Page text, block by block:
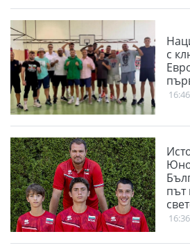
с
16:46
път
16:36